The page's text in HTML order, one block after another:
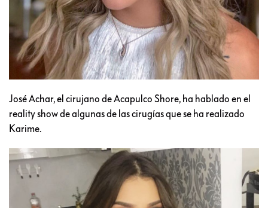
José Achar, el cirujano de Acapulco Shore, ha hablado en el
reality show de algunas de las cirugías que se ha realizado
Karime.